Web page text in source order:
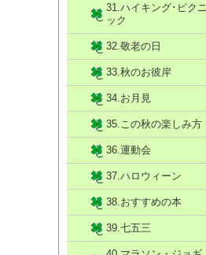
31.ハイキング･ピクニ
ック
32.敬老の日
33.秋のお彼岸
34.お月見
35.この秋の楽しみ方
36.運動会
37.ハロウィーン
38.おすすめの本
39.七五三